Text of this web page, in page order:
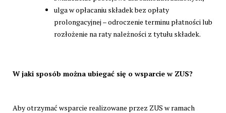
ulga w opłacaniu składek bez opłaty
prolongacyjnej – odroczenie terminu płatności lub
rozłożenie na raty należności z tytułu składek.
W jaki sposób można ubiegać się o wsparcie w ZUS?
Aby otrzymać wsparcie realizowane przez ZUS w ramach